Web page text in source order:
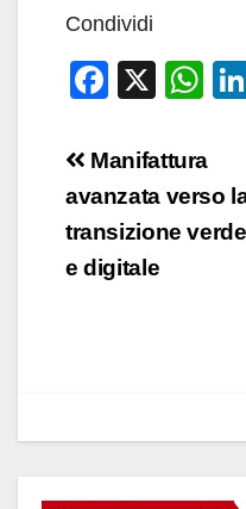
Condividi
F
c
e
b
o
X
W
at
s
A
articoli
Manifattura
avanzata verso
transizione verde
e digitale